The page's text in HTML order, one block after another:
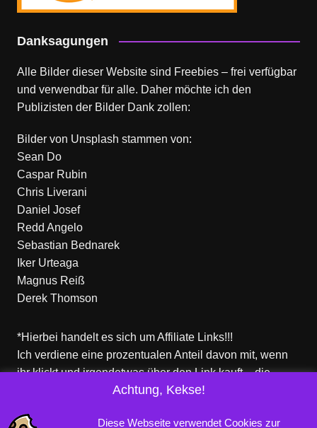
Danksagungen
Alle Bilder dieser Website sind Freebies – frei verfügbar
und verwendbar für alle. Daher möchte ich den
Publizisten der Bilder Dank zollen:
Bilder von Unsplash stammen von:
Sean Do
Caspar Rubin
Chris Liverani
Daniel Josef
Redd Angelo
Sebastian Bednarek
Iker Urteaga
Magnus Reiß
Derek Thomson
*Hierbei handelt es sich um Affiliate Links!!!
Ich verdiene eine prozentualen Anteil davon mit, wenn
ihr klickt und irgendetwas über den Link kauft – die
Produkte dort sind aber nicht von mir!
Achtung, Kekse!
Diese Webseite verwendet Cookies zur